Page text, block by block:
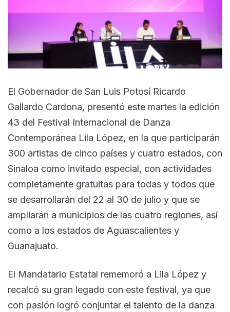
El Gobernador de San Luis Potosí Ricardo
Gallardo Cardona, presentó este martes la edición
43 del Festival Internacional de Danza
Contemporánea Lila López, en la que participarán
300 artistas de cinco países y cuatro estados, con
Sinaloa como invitado especial, con actividades
completamente gratuitas para todas y todos que
se desarrollarán del 22 al 30 de julio y que se
ampliarán a municipios de las cuatro regiones, así
como a los estados de Aguascalientes y
Guanajuato.
El Mandatario Estatal rememoró a Lila López y
recalcó su gran legado con este festival, ya que
con pasión logró conjuntar el talento de la danza